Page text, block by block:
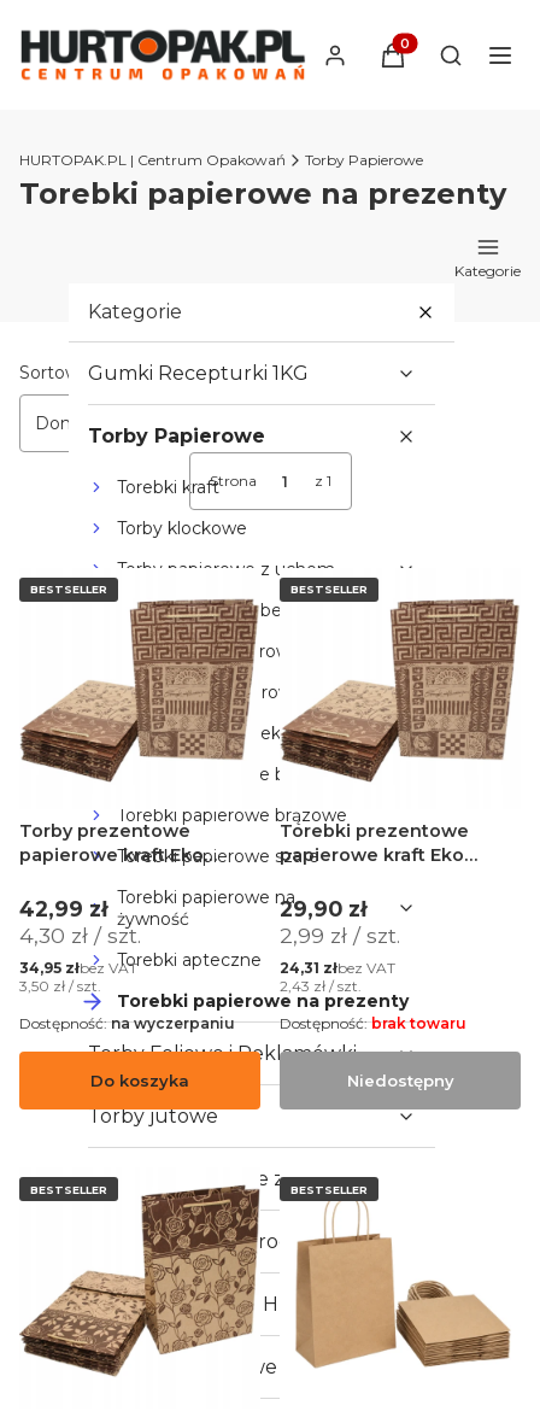
Produkty w
Otwórz
HURTOPAK.PL | Centrum Opakowań Torby Papierowe
Torebki papierowe na prezenty
Kategorie
Kategorie
Gumki Recepturki 1KG
Torby Papierowe
Torebki kraft
Torby klockowe
Torby papierowe z uchem
Torebki fałdowe (bez uchwytu)
Małe torby papierowe
Duże torby papierowe
Torby papierowe eko
Torebki papierowe białe
Torebki papierowe brązowe
Torebki papierowe szare
Torebki papierowe na
żywność
Torebki apteczne
Torebki papierowe na prezenty
Torby Foliowe i Reklamówki
Torby jutowe
Torby uniwersalne zakupowe z PP
Torby na Boże Narodzenie
Woreczki Foliowe HDPE
Woreczki strunowe
Lista produktów
Sortowanie:
Domyślne
Strona z 1
BESTSELLER
Torby prezentowe
papierowe kraft Eko
- 10 sztuk
Cena
42,99 zł
Cena jednostkowa
4,30 zł / szt.
Cena
34,95 złbez VAT
Cena jednostkowa
3,50 zł / szt.
Do koszyka
Dostępność:na wyczerpaniu
BESTSELLER
Torebki prezentowe
papierowe kraft Eko
sztuk
Cena
29,90 zł
Cena jednostkowa
2,99 zł / szt.
Cena
24,31 złbez VAT
Cena jednostkowa
2,43 zł / szt.
Niedostępny
Dostępność:brak towaru
BESTSELLER BESTSELLER